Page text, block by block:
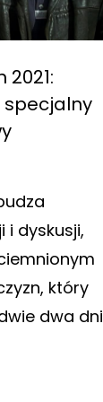
2021:
specjalny
i dyskusji,
który
dwa dni